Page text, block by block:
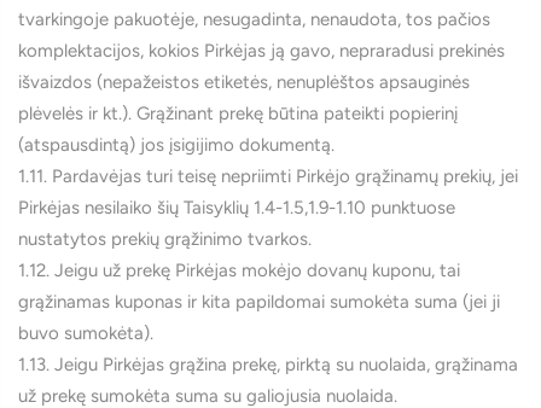
tvarkingoje pakuotėje, nesugadinta, nenaudota, tos pačios
komplektacijos, kokios Pirkėjas ją gavo, nepraradusi prekinės
išvaizdos (nepažeistos etiketės, nenuplėštos apsauginės
plėvelės ir kt.). Grąžinant prekę būtina pateikti popierinį
(atspausdintą) jos įsigijimo dokumentą.
1.11. Pardavėjas turi teisę nepriimti Pirkėjo grąžinamų prekių, jei
Pirkėjas nesilaiko šių Taisyklių 1.4-1.5,1.9-1.10 punktuose
nustatytos prekių grąžinimo tvarkos.
1.12. Jeigu už prekę Pirkėjas mokėjo dovanų kuponu, tai
grąžinamas kuponas ir kita papildomai sumokėta suma (jei ji
buvo sumokėta).
1.13. Jeigu Pirkėjas grąžina prekę, pirktą su nuolaida, grąžinama
už prekę sumokėta suma su galiojusia nuolaida.